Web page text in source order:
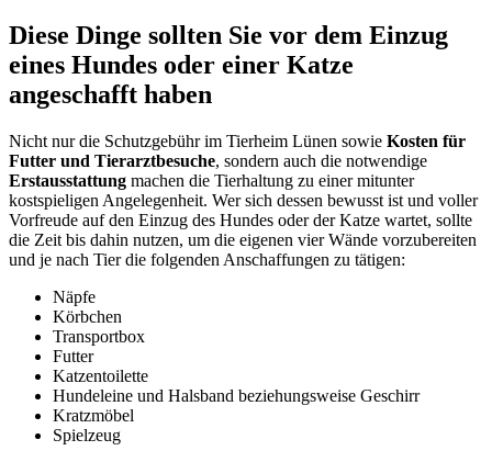
Diese Dinge sollten Sie vor dem Einzug
eines Hundes oder einer Katze
angeschafft haben
Nicht nur die Schutzgebühr im Tierheim Lünen sowie Kosten für
Futter und Tierarztbesuche, sondern auch die notwendige
Erstausstattung machen die Tierhaltung zu einer mitunter
kostspieligen Angelegenheit. Wer sich dessen bewusst ist und voller
Vorfreude auf den Einzug des Hundes oder der Katze wartet, sollte
die Zeit bis dahin nutzen, um die eigenen vier Wände vorzubereiten
und je nach Tier die folgenden Anschaffungen zu tätigen:
Näpfe
Körbchen
Transportbox
Futter
Katzentoilette
Hundeleine und Halsband beziehungsweise Geschirr
Kratzmöbel
Spielzeug